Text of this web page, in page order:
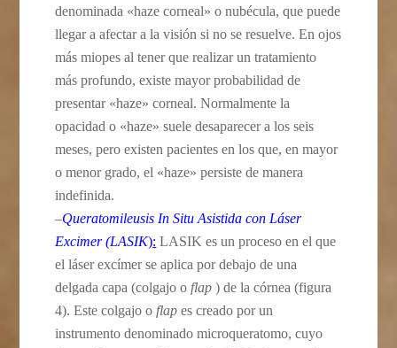
denominada «haze corneal» o nubécula, que puede
llegar a afectar a la visión si no se resuelve. En ojos
más miopes al tener que realizar un tratamiento
más profundo, existe mayor probabilidad de
presentar «haze» corneal. Normalmente la
opacidad o «haze» suele desaparecer a los seis
meses, pero existen pacientes en los que, en mayor
o menor grado, el «haze» persiste de manera
indefinida.
–Queratomileusis In Situ Asistida con Láser
Excimer (LASIK): LASIK es un proceso en el que
el láser excímer se aplica por debajo de una
delgada capa (colgajo o flap) de la córnea (figura
4). Este colgajo o flapes creado por un
instrumento denominado microqueratomo, cuyo